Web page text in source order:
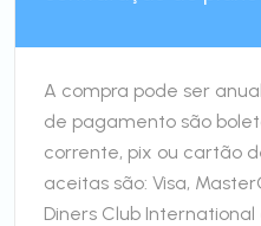
A compra pode ser
de pagamento são
corrente, pix ou cartão
aceitas são: Visa,
Diners Club International